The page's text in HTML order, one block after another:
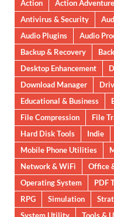
Action Action Adventure
Antivirus & Security
Audio Plugins
Audio
Backup & Recovery
Desktop Enhancement
Download Manager
Educational & Business
File Compression
File
Hard Disk Tools
Indie
Mobile Phone Utilities
Network & WiFi
Office
Operating System
PDF
RPG
Simulation